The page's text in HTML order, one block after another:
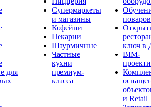
для
Супермаркеты
и магазины
Кофейни
Пекарни
Шаурмичные
Частные
кухни
премиум-
класса
поваров
ключ в
BIM-
и Retail